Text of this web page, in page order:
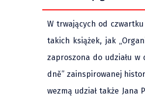
W trwających od
takich książek, jak
zaproszona do udziału w
dně” zainspirowanej
wezmą udział także Jana